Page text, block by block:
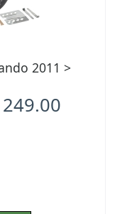
2011 >
249.00